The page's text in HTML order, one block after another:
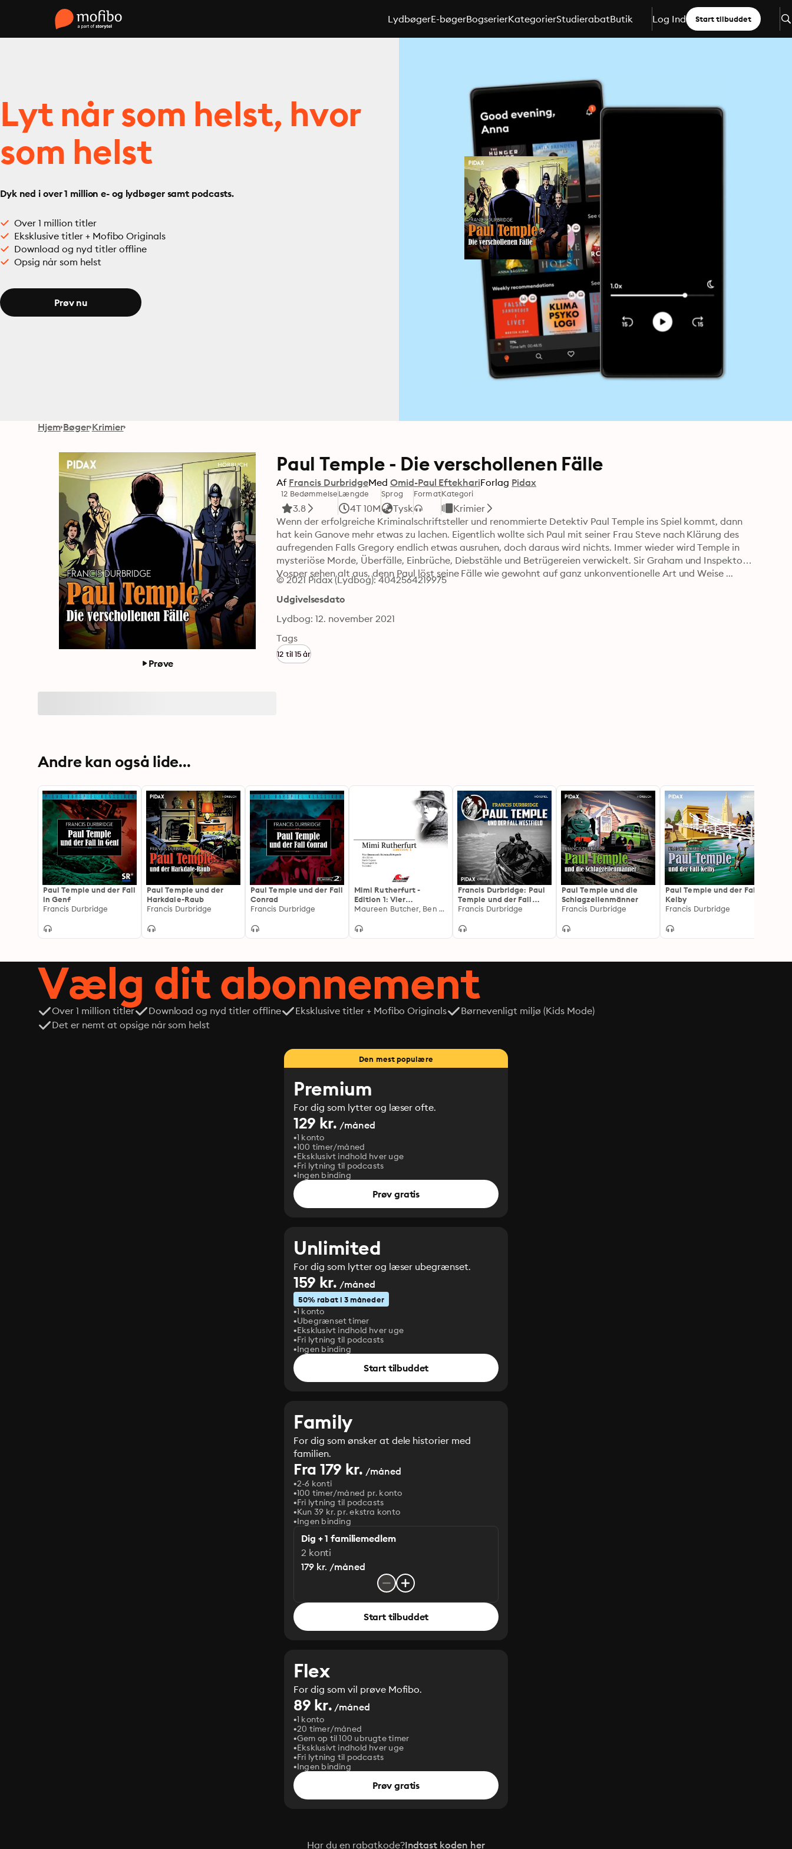
LydbøgerE-bøgerBogserierKategorierStudierabatButik Log Ind Start tilbuddet
Lyt når som helst, hvor
som helst
Dyk ned i over 1 million e- og lydbøger samt podcasts.
Over 1 million titler
Eksklusive titler + Mofibo Originals
Download og nyd titler offline
Opsig når som helst
Prøv nu
Hjem Bøger Krimier
Prøve
Paul Temple - Die verschollenen Fälle
Af Francis DurbridgeMed Omid-Paul EftekhariForlag Pidax
12 Bedømmelse
3.8
Længde
4T 10M
Sprog
Tysk
FormatKategori
Krimier
Wenn der erfolgreiche Kriminalschriftsteller und renommierte Detektiv Paul Temple ins Spiel kommt, dann
hat kein Ganove mehr etwas zu lachen. Eigentlich wollte sich Paul mit seiner Frau Steve nach Klärung des
aufregenden Falls Gregory endlich etwas ausruhen, doch daraus wird nichts. Immer wieder wird Temple in
mysteriöse Morde, Überfälle, Einbrüche, Diebstähle und Betrügereien verwickelt. Sir Graham und Inspektor
Vosper sehen alt aus, denn Paul löst seine Fälle wie gewohnt auf ganz unkonventionelle Art und Weise ...
© 2021 Pidax (Lydbog): 4042564219975
Udgivelsesdato
Lydbog: 12. november 2021
Tags
12 til 15 år
Andre kan også lide...
Paul Temple und der Fall
in Genf
Francis Durbridge
Paul Temple und der
Harkdale-Raub
Francis Durbridge
Paul Temple und der Fall
Conrad
Francis Durbridge
Mimi Rutherfurt -
Edition 1: Vier
Spannende
Maureen Butcher, Ben Sachtleben, Ellen B. Crown
Francis Durbridge: Paul
Temple und der Fall
Westfield
Francis Durbridge
Paul Temple und die
Schlagzeilenmänner
Francis Durbridge
Paul Temple und der Fall
Kelby
Francis Durbridge
Vælg dit abonnement
Over 1 million titler Download og nyd titler offline Eksklusive titler + Mofibo Originals
Børnevenligt miljø (Kids Mode)
Det er nemt at opsige når som helst
Den mest populære
Premium
For dig som lytter og læser ofte.
129 kr. /måned
1 konto
100 timer/måned
Eksklusivt indhold hver uge
Fri lytning til podcasts
Ingen binding
Prøv gratis
Unlimited
For dig som lytter og læser ubegrænset.
159 kr. /måned
50% rabat i 3 måneder
1 konto
Ubegrænset timer
Eksklusivt indhold hver uge
Fri lytning til podcasts
Ingen binding
Start tilbuddet
Family
For dig som ønsker at dele historier med
familien.
Fra 179 kr. /måned
2-6 konti
100 timer/måned pr. konto
Fri lytning til podcasts
Kun 39 kr. pr. ekstra konto
Ingen binding
Dig + 1 familiemedlem
2 konti
179 kr. /måned
Start tilbuddet
Flex
For dig som vil prøve Mofibo.
89 kr. /måned
1 konto
20 timer/måned
Gem op til 100 ubrugte timer
Eksklusivt indhold hver uge
Fri lytning til podcasts
Ingen binding
Prøv gratis
Har du en rabatkode?Indtast koden her